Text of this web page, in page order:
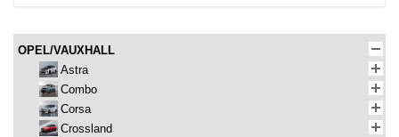
OPEL/VAUXHALL
Astra
Combo
Corsa
Crossland